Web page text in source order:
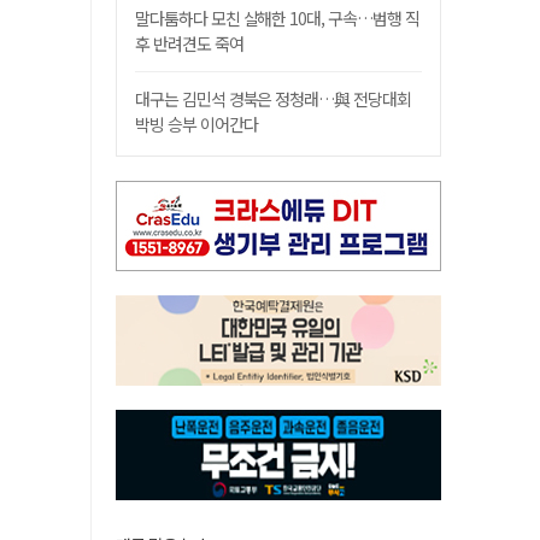
말다툼하다 모친 살해한 10대, 구속…범행 직
후 반려견도 죽여
대구는 김민석 경북은 정청래…與 전당대회
박빙 승부 이어간다